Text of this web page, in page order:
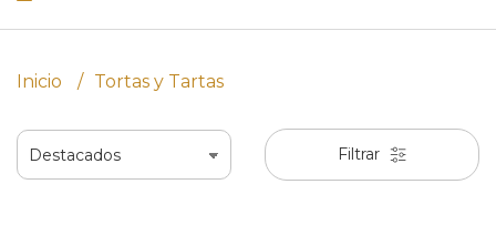
Inicio Tortas y Tartas
Filtrar